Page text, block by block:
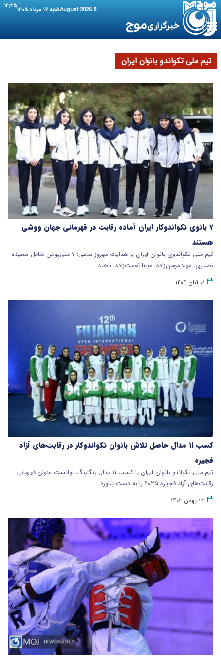
8 August 2026 شنبه ۱۷ مرداد ۱۴۰۵ ۱۴:۴۵
تیم ملی تکواندو بانوان ایران
۷ بانوی تکواندوکار ایران آماده رقابت در قهرمانی جهان ووشی
هستند
تیم ملی تکواندوی بانوان ایران با هدایت مهروز ساعی: ۷ ملی‌پوش شامل سعیده
نصیری، مهلا مومن‌زاده، مبینا نعمت‌زاده، ناهید…
۰۱ آبان ۱۴۰۴
کسب ۱۱ مدال حاصل تلاش بانوان تکواندوکار در رقابت‌های آزاد
فجیره
تیم ملی تکواندو بانوان ایران با کسب ۱۱ مدال رنگارنگ توانست عنوان قهرمانی
رقابت‌های آزاد فجیره ۲۰۲۵ را به دست بیاورد.
۲۲ بهمن ۱۴۰۳